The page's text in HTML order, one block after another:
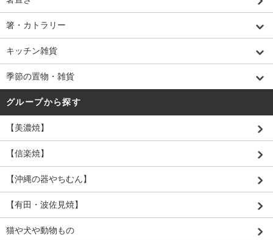
箸・カトラリー
キッチン雑貨
季節の置物・雑貨
グループから探す
【美濃焼】
【信楽焼】
【沖縄の器やちむん】
【有田・波佐見焼】
猫や犬や動物もの